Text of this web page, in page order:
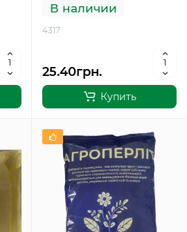
В наличии
4317
25.40грн.
Купить